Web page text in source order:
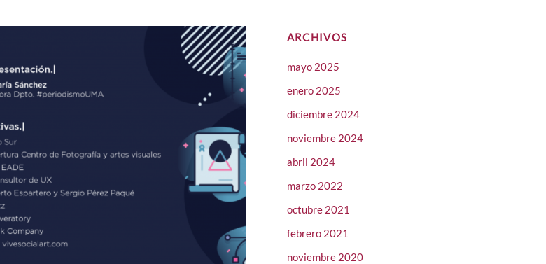
ARCHIVOS
mayo 2025
enero 2025
diciembre 2024
noviembre 2024
abril 2024
marzo 2022
octubre 2021
febrero 2021
noviembre 2020